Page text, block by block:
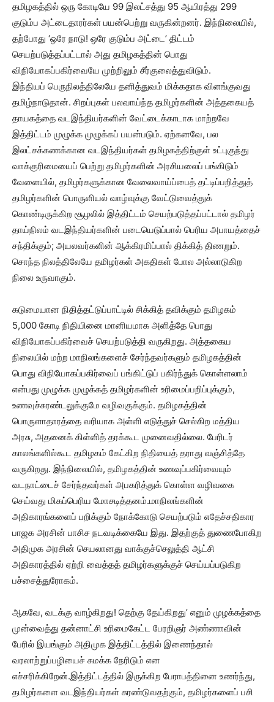
தமிழகத்தில் ஒரு கோடியே 99 இலட்சத்து 95 ஆயிரத்து 299
குடும்ப அட்டைதாரர்கள் பயன்பெற்று வருகின்றனர். இந்நிலையில்,
தற்போது ‘ஒரே நாடு! ஒரே குடும்ப அட்டை’ திட்டம்
செயற்படுத்தப்பட்டால் அது தமிழகத்தின் பொது
விநியோகப்பகிர்வையே முற்றிலும் சீர்குலைத்துவிடும்.
இந்தியப் பெருநிலத்திலேயே தனித்துவம் மிக்கதாக விளங்குவது
தமிழ்நாடுதான். சிறப்புகள் பலவாய்ந்த தமிழர்களின் அத்தகையத்
தாயகத்தை வடஇந்தியர்களின் வேட்டைக்காடாக மாற்றவே
இத்திட்டம் முழுக்க முழுக்கப் பயன்படும். ஏற்கனவே, பல
இலட்சக்கணக்கான வடஇந்தியர்கள் தமிழகத்திற்குள் உட்புகுந்து
வாக்குரிமையைப் பெற்று தமிழர்களின் அரசியலைப் பங்கிடும்
வேளையில், தமிழர்களுக்கான வேலைவாய்ப்பைத் தட்டிப்பறித்துத்
தமிழர்களின் பொருளியல் வாழ்வுக்கு வேட்டுவைத்துக்
கொண்டிருக்கிற சூழலில் இத்திட்டம் செயற்படுத்தப்பட்டால் தமிழர்
தாய்நிலம் வடஇந்தியர்களின் படையெடுப்பால் பெரிய அபாயத்தைச்
சந்திக்கும்; அயலவர்களின் ஆக்கிரமிப்பால் திக்கித் திணறும்.
சொந்த நிலத்திலேயே தமிழர்கள் அகதிகள் போல அல்லாடுகிற
நிலை உருவாகும்.
கடுமையான நிதித்தட்டுப்பாட்டில் சிக்கித் தவிக்கும் தமிழகம்
5,000 கோடி நிதியினை மானியமாக அளித்தே பொது
விநியோகப்பகிர்வைச் செயற்படுத்தி வருகிறது. அத்தகைய
நிலையில் மற்ற மாநிலங்களைச் சேர்ந்தவர்களும் தமிழகத்தின்
பொது விநியோகப்பகிர்வைப் பங்கிட்டுப் பகிர்ந்துக் கொள்ளலாம்
என்பது முழுக்க முழுக்கத் தமிழர்களின் உரிமைப்பறிப்புக்கும்,
உணவுச்சுரண்டலுக்குமே வழிவகுக்கும். தமிழகத்தின்
பொருளாதாரத்தை வரியாக அள்ளி எடுத்துச் செல்கிற மத்திய
அரசு, அதனைக் கிள்ளித் தரக்கூட முனைவதில்லை. பேரிடர்
காலங்களில்கூட தமிழகம் கேட்கிற நிதியைத் தராது வஞ்சித்தே
வருகிறது. இந்நிலையில், தமிழகத்தின் உணவுப்பகிர்வையும்
வடநாட்டைச் சேர்ந்தவர்கள் அபகரித்துக் கொள்ள வழிவகை
செய்வது மிகப்பெரிய மோசடித்தனம்.மாநிலங்களின்
அதிகாரங்களைப் பறிக்கும் நோக்கோடு செயற்படும் எதேச்சதிகார
பாஜக அரசின் பாசிச நடவடிக்கையே இது. இதற்குத் துணைபோகிற
அதிமுக அரசின் செயலானது வாக்குச்செலுத்தி ஆட்சி
அதிகாரத்தில் ஏற்றி வைத்தத் தமிழர்களுக்குச் செய்யப்படுகிற
பச்சைத்துரோகம்.
ஆகவே, வடக்கு வாழ்கிறது! தெற்கு தேய்கிறது’ எனும் முழக்கத்தை
முன்வைத்து தன்னாட்சி உரிமைகேட்ட பேரறிஞர் அண்ணாவின்
பேரில் இயங்கும் அதிமுக இத்திட்டத்தில் இணைந்தால்
வரலாற்றுப்பழியைச் சுமக்க நேரிடும் என
எச்சரிக்கிறேன்.இத்திட்டத்தில் இருக்கிற பேராபத்தினை உணர்ந்து,
தமிழர்களை வடஇந்தியர்கள் சுரண்டுவதற்கும், தமிழர்களைப் பசி